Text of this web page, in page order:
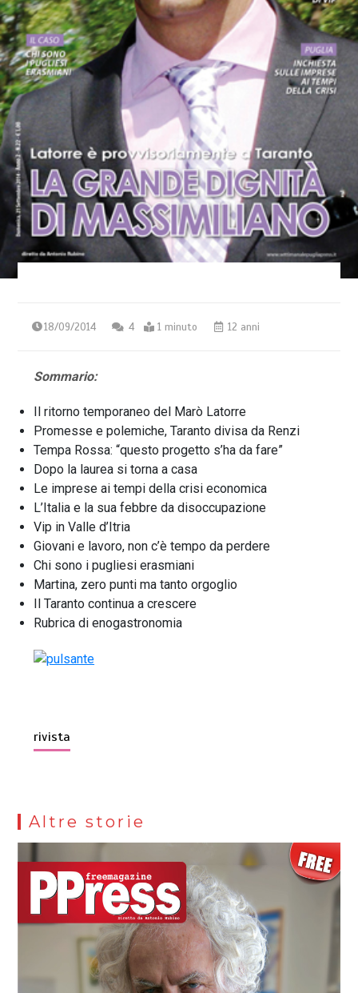
18/09/2014 4 1 minuto 12 anni
Sommario:
Il ritorno temporaneo del Marò Latorre
Promesse e polemiche, Taranto divisa da Renzi
Tempa Rossa: “questo progetto s’ha da fare”
Dopo la laurea si torna a casa
Le imprese ai tempi della crisi economica
L’Italia e la sua febbre da disoccupazione
Vip in Valle d’Itria
Giovani e lavoro, non c’è tempo da perdere
Chi sono i pugliesi erasmiani
Martina, zero punti ma tanto orgoglio
Il Taranto continua a crescere
Rubrica di enogastronomia
rivista
Altre storie